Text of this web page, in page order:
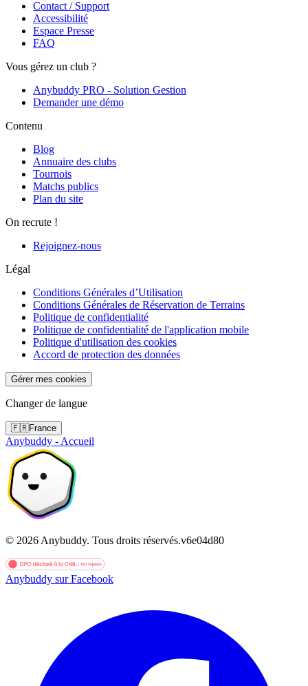
Contact / Support
Accessibilité
Espace Presse
FAQ
Vous gérez un club ?
Anybuddy PRO - Solution Gestion
Demander une démo
Contenu
Blog
Annuaire des clubs
Tournois
Matchs publics
Plan du site
On recrute !
Rejoignez-nous
Légal
Conditions Générales d’Utilisation
Conditions Générales de Réservation de Terrains
Politique de confidentialité
Politique de confidentialité de l'application mobile
Politique d'utilisation des cookies
Accord de protection des données
Gérer mes cookies
Changer de langue
🇫🇷France
Anybuddy - Accueil
© 2026 Anybuddy. Tous droits réservés.v6e04d80
Anybuddy sur Facebook